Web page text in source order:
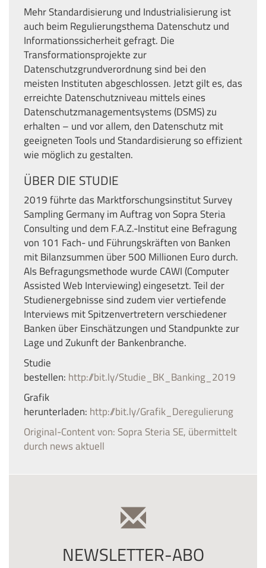
Mehr Standardisierung und Industrialisierung ist
auch beim Regulierungsthema Datenschutz und
Informationssicherheit gefragt. Die
Transformationsprojekte zur
Datenschutzgrundverordnung sind bei den
meisten Instituten abgeschlossen. Jetzt gilt es, das
erreichte Datenschutzniveau mittels eines
Datenschutzmanagementsystems (DSMS) zu
erhalten – und vor allem, den Datenschutz mit
geeigneten Tools und Standardisierung so effizient
wie möglich zu gestalten.
ÜBER DIE STUDIE
2019 führte das Marktforschungsinstitut Survey
Sampling Germany im Auftrag von Sopra Steria
Consulting und dem F.A.Z.-Institut eine Befragung
von 101 Fach- und Führungskräften von Banken
mit Bilanzsummen über 500 Millionen Euro durch.
Als Befragungsmethode wurde CAWI (Computer
Assisted Web Interviewing) eingesetzt. Teil der
Studienergebnisse sind zudem vier vertiefende
Interviews mit Spitzenvertretern verschiedener
Banken über Einschätzungen und Standpunkte zur
Lage und Zukunft der Bankenbranche.
Studie
bestellen: http://bit.ly/Studie_BK_Banking_2019
Grafik
herunterladen: http://bit.ly/Grafik_Deregulierung
Original-Content von: Sopra Steria SE, übermittelt
durch news aktuell
NEWSLETTER-ABO